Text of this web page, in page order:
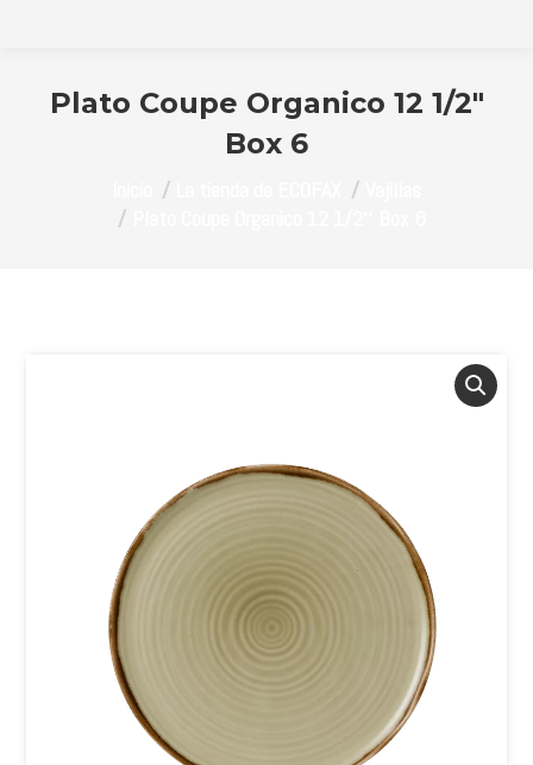
Plato Coupe Organico 12 1/2″
Box 6